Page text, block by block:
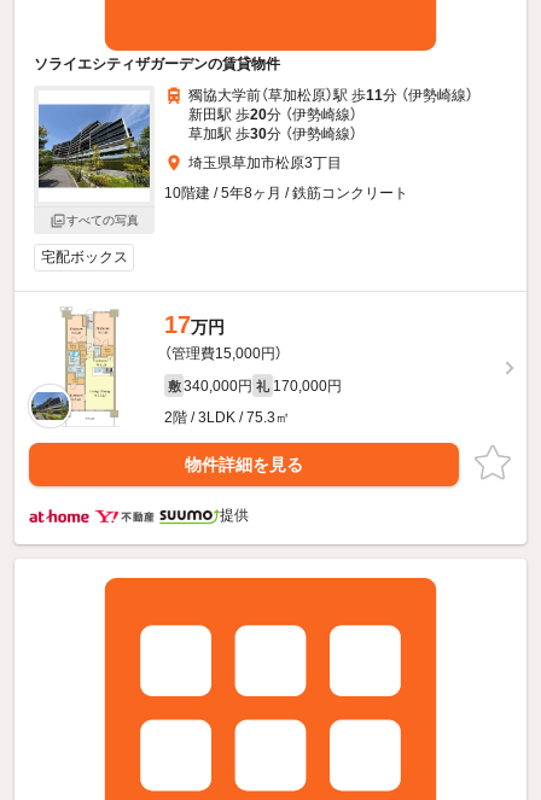
ソライエシティザガーデンの賃貸物件
すべての写真
獨協大学前（草加松原）駅 歩11分 （伊勢崎線）
新田駅 歩20分 （伊勢崎線）
草加駅 歩30分 （伊勢崎線）
埼玉県草加市松原3丁目
10階建 / 5年8ヶ月 / 鉄筋コンクリート
宅配ボックス
17万円
（管理費15,000円）
敷 340,000円 礼 170,000円
2階 / 3LDK / 75.3㎡
物件詳細を見る
提供